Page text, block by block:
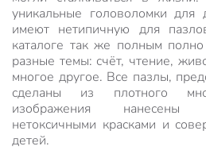
уникальные головоломки для
имеют нетипичную для
каталоге так же полным
разные темы: счёт, чтение,
многое другое. Все пазлы,
сделаны из плотного
изображения нанесены
нетоксичными красками и
детей.